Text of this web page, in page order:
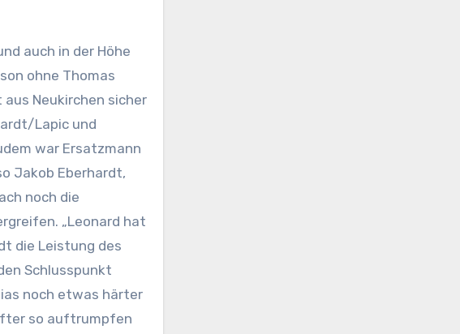
auch in der Höhe
ohne Thomas
Neukirchen sicher
Lapic und
war Ersatzmann
Jakob Eberhardt,
noch die
„Leonard hat
die Leistung des
Schlusspunkt
noch etwas härter
so auftrumpfen